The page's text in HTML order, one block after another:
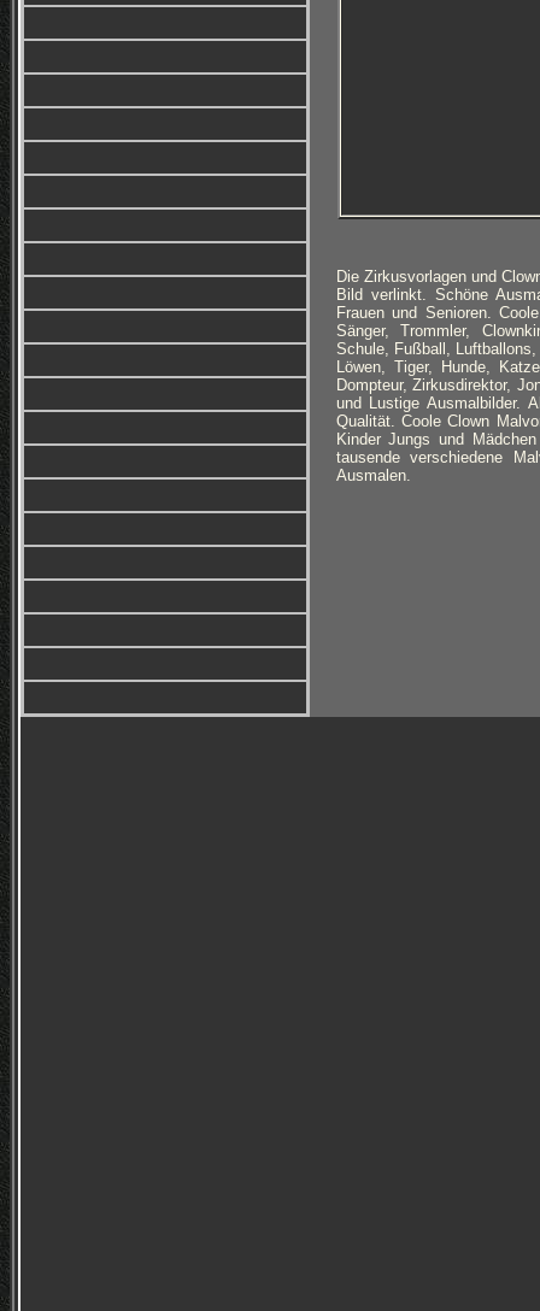
Die Zirkusvorlagen und
Bild verlinkt. Schöne
Frauen und Senioren.
Sänger, Trommler,
Schule, Fußball,
Löwen, Tiger, Hunde,
Dompteur, Zirkusdirektor,
und Lustige Ausmalbilder.
Qualität. Coole Clown
Kinder Jungs und
tausende verschiedene
Ausmalen.